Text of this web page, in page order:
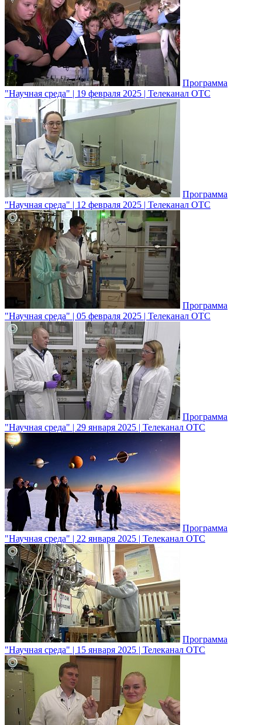
Программа
"Научная среда" | 19 февраля 2025 | Телеканал ОТС
Программа
"Научная среда" | 12 февраля 2025 | Телеканал ОТС
Программа
"Научная среда" | 05 февраля 2025 | Телеканал ОТС
Программа
"Научная среда" | 29 января 2025 | Телеканал ОТС
Программа
"Научная среда" | 22 января 2025 | Телеканал ОТС
Программа
"Научная среда" | 15 января 2025 | Телеканал ОТС